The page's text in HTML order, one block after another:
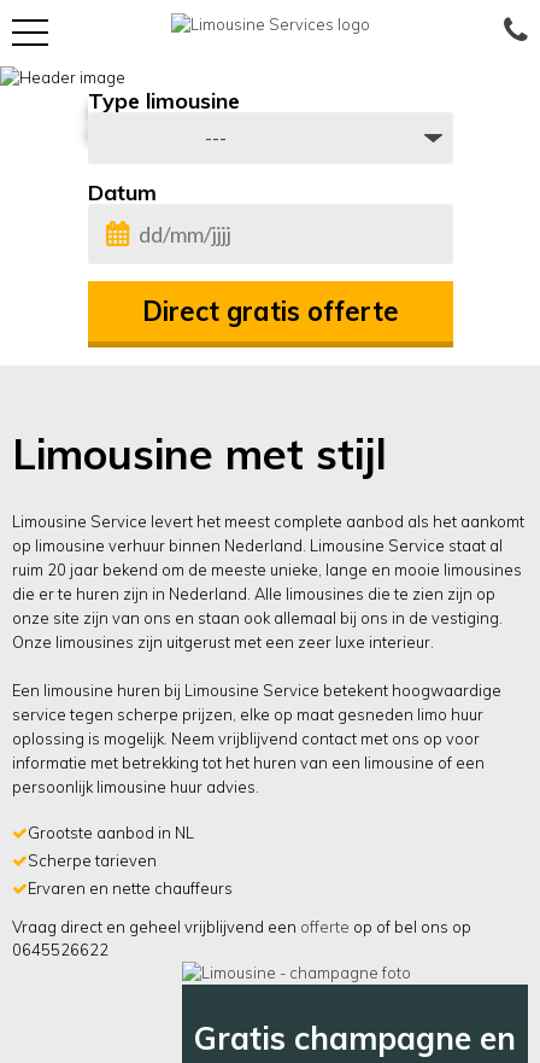
to
Al 25 jaar de beste
De echte beleving tegen scherpe prijzen
Type limousine
Datum
MM
Limousine met stijl
Limousine Service levert het meest complete aanbod als het aankomt
op limousine verhuur binnen Nederland. Limousine Service staat al
ruim 20 jaar bekend om de meeste unieke, lange en mooie limousines
die er te huren zijn in Nederland. Alle limousines die te zien zijn op
onze site zijn van ons en staan ook allemaal bij ons in de vestiging.
Onze limousines zijn uitgerust met een zeer luxe interieur.
Een limousine huren bij Limousine Service betekent hoogwaardige
service tegen scherpe prijzen, elke op maat gesneden limo huur
oplossing is mogelijk. Neem vrijblijvend contact met ons op voor
informatie met betrekking tot het huren van een limousine of een
persoonlijk limousine huur advies.
Grootste aanbod in NL
Scherpe tarieven
Ervaren en nette chauffeurs
Vraag direct en geheel vrijblijvend een offerte op of bel ons op
0645526622
Gratis champagne en